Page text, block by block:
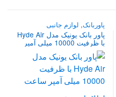
پاوربانک, لوازم جانبی
پاور بانک یونیک مدل Hyde Air
با ظرفیت 10000 میلی آمپر
ساعت